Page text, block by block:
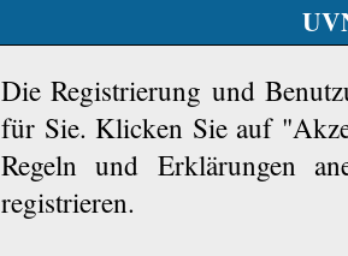
Die Registrierung und
für Sie. Klicken Sie auf
Regeln und Erklärungen
registrieren.